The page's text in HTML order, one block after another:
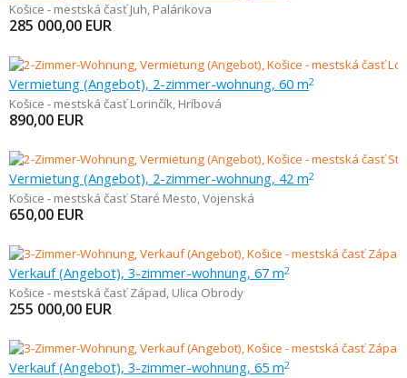
Košice - mestská časť Juh, Palárikova
285 000,00 EUR
Vermietung (Angebot), 2-zimmer-wohnung, 60 m2
Košice - mestská časť Lorinčík, Hríbová
890,00 EUR
Vermietung (Angebot), 2-zimmer-wohnung, 42 m2
Košice - mestská časť Staré Mesto,Vojenská
650,00 EUR
Verkauf (Angebot), 3-zimmer-wohnung, 67 m2
Košice - mestská časť Západ, Ulica Obrody
255 000,00 EUR
Verkauf (Angebot), 3-zimmer-wohnung, 65 m2